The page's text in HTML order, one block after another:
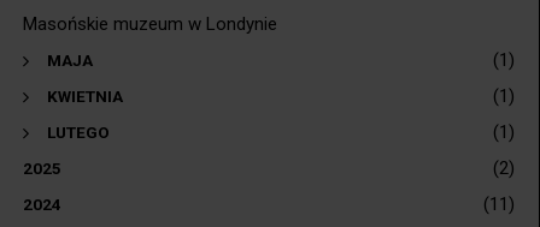
Masońskie muzeum w Londynie
► MAJA (1)
► KWIETNIA (1)
► LUTEGO (1)
2025 (2)
2024 (11)